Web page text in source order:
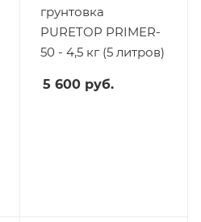
грунтовка
PURETOP PRIMER-
50 - 4,5 кг (5 литров)
5 600 руб.